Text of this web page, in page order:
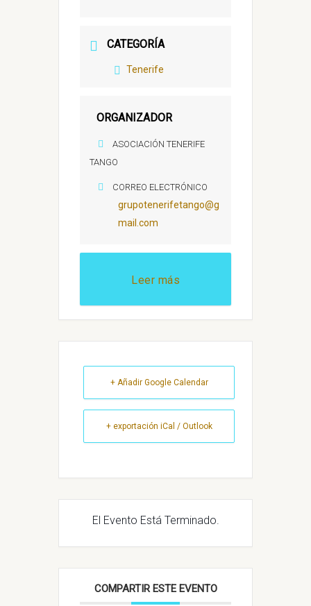
CATEGORÍA
Tenerife
ORGANIZADOR
ASOCIACIÓN TENERIFE
TANGO
CORREO ELECTRÓNICO
grupotenerifetango@g
mail.com
Leer más
+ Añadir Google Calendar
+ exportación iCal / Outlook
El Evento Está Terminado.
COMPARTIR ESTE EVENTO